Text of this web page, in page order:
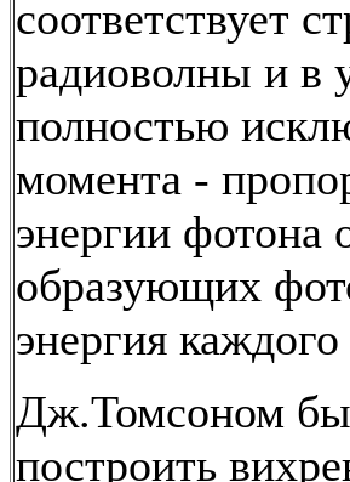
соответствует
радиоволны и в
полностью
момента -
энергии фотона
образующих
энергия
Дж.Томсоном
построить